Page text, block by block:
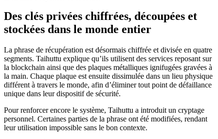
Des clés privées chiffrées, découpées et
stockées dans le monde entier
La phrase de récupération est désormais chiffrée et divisée en quatre
segments. Taihuttu explique qu’ils utilisent des services reposant sur
la blockchain ainsi que des plaques métalliques ignifugées gravées à
la main. Chaque plaque est ensuite dissimulée dans un lieu physique
différent à travers le monde, afin d’éliminer tout point de défaillance
unique dans leur dispositif de sécurité.
Pour renforcer encore le système, Taihuttu a introduit un cryptage
personnel. Certaines parties de la phrase ont été modifiées, rendant
leur utilisation impossible sans le bon contexte.